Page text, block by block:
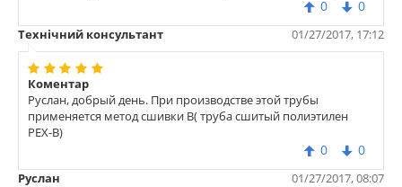
0 0
Технічний консультант 01/27/2017, 17:12
Коментар
Руслан, добрый день. При производстве этой трубы
применяется метод сшивки В( труба сшитый полиэтилен
РЕХ-В)
0 0
Руслан 01/27/2017, 08:07